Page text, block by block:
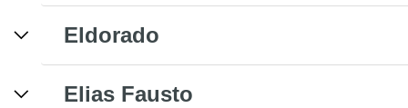
Eldorado
Elias Fausto